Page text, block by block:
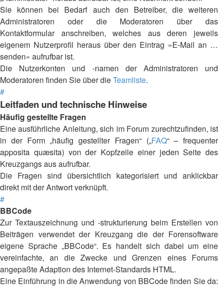
Sie können bei Bedarf auch den Betreiber, die weiteren
Administratoren oder die Moderatoren über das
Kontaktformular anschreiben, welches aus deren jeweils
eigenem Nutzerprofil heraus über den Eintrag »E-Mail an …
senden« aufrufbar ist.
Die Nutzerkonten und -namen der Administratoren und
Moderatoren finden Sie über dieTeamliste.
#
Leitfaden und technische Hinweise
Häufig gestellte Fragen
Eine ausführliche Anleitung, sich im Forum zurechtzufinden, ist
in der Form „häufig gestellter Fragen“ („FAQ“ – frequenter
apposita quæsita) von der Kopfzeile einer jeden Seite des
Kreuzgangs aus aufrufbar.
Die Fragen sind übersichtlich kategorisiert und anklickbar
direkt mit der Antwort verknüpft.
#
BBCode
Zur Textauszeichnung und -strukturierung beim Erstellen von
Beiträgen verwendet der Kreuzgang die der Forensoftware
eigene Sprache „BBCode“. Es handelt sich dabei um eine
vereinfachte, an die Zwecke und Grenzen eines Forums
angepaßte Adaption des Internet-Standards HTML.
Eine Einführung in die Anwendung von BBCode finden Sie da: